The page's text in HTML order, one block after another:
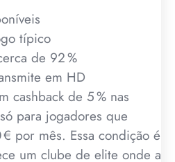
típico
de 92 %
em HD
cashback de 5 % nas
para jogadores que
por mês. Essa condição é
um clube de elite onde a